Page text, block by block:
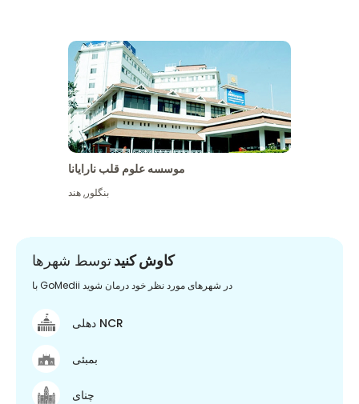
موسسه علوم قلب نارایانا
بنگلور,هند
کاوش کنیدتوسط شهرها
با GoMedii در شهرهای مورد نظر خود درمان شوید
دهلی NCR
بمبئی
چنای